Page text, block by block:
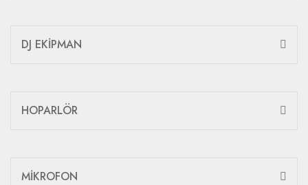
DJ EKİPMAN
HOPARLÖR
MİKROFON